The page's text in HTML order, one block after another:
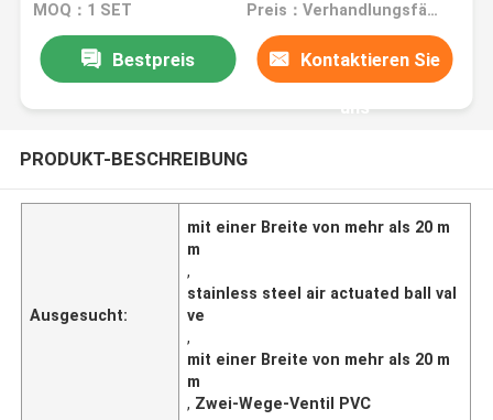
MOQ：1 SET Preis：Verhandlungsfähig
Bestpreis Kontaktieren Sie
uns
PRODUKT-BESCHREIBUNG
Ausgesucht:
mit einer Breite von mehr als 20 m
m
,
stainless steel air actuated ball val
ve
,
mit einer Breite von mehr als 20 m
m
, Zwei-Wege-Ventil PVC